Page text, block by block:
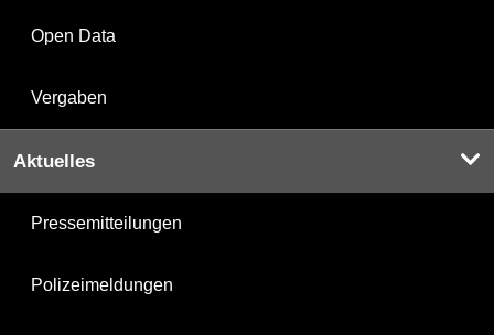
Open Data
Vergaben
Aktuelles
Pressemitteilungen
Polizeimeldungen